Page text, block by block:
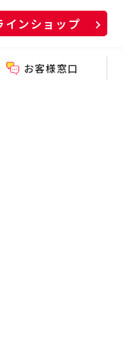
インショップ
お客様窓口